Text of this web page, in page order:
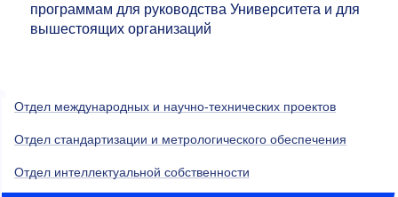
программам для руководства Университета и для
вышестоящих организаций
Отдел международных и научно-технических проектов
Отдел стандартизации и метрологического обеспечения
Отдел интеллектуальной собственности